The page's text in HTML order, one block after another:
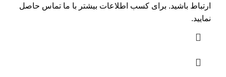
ارتباط باشید. برای کسب اطلاعات بیشتر با ما تماس حاصل
نمایید.